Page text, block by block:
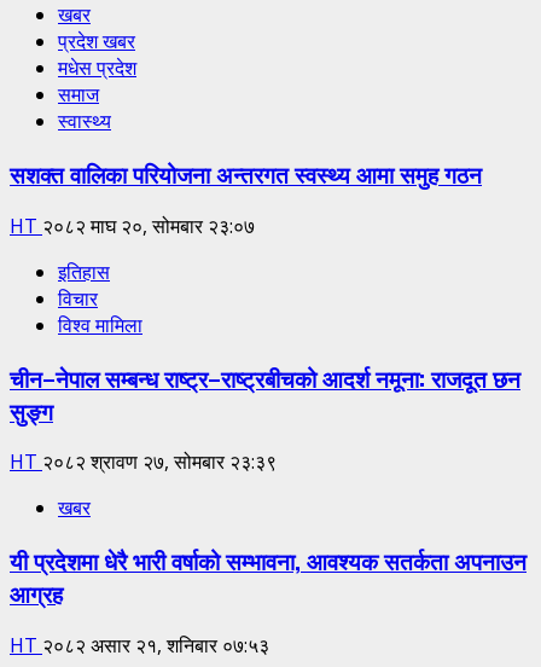
खबर
प्रदेश खबर
मधेस प्रदेश
समाज
स्वास्थ्य
सशक्त वालिका परियोजना अन्तरगत स्वस्थ्य आमा समुह गठन
HT २०८२ माघ २०, सोमबार २३:०७
इतिहास
विचार
विश्व मामिला
चीन–नेपाल सम्बन्ध राष्ट्र–राष्ट्रबीचको आदर्श नमूना: राजदूत छन
सुङ्ग
HT २०८२ श्रावण २७, सोमबार २३:३९
खबर
यी प्रदेशमा धेरै भारी वर्षाको सम्भावना, आवश्यक सतर्कता अपनाउन
आग्रह
HT २०८२ असार २१, शनिबार ०७:५३